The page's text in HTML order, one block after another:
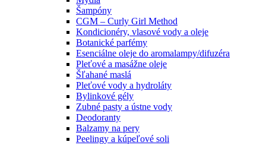
Šampóny
CGM – Curly Girl Method
Kondicionéry, vlasové vody a oleje
Botanické parfémy
Esenciálne oleje do aromalampy/difuzéra
Pleťové a masážne oleje
Šľahané maslá
Pleťové vody a hydroláty
Bylinkové gély
Zubné pasty a ústne vody
Deodoranty
Balzamy na pery
Peelingy a kúpeľové soli